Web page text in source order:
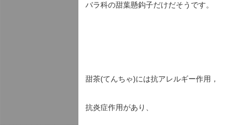
バラ科の甜葉懸鈎子だけだそうです。
甜茶(てんちゃ)には抗アレルギー作用，
抗炎症作用があり、